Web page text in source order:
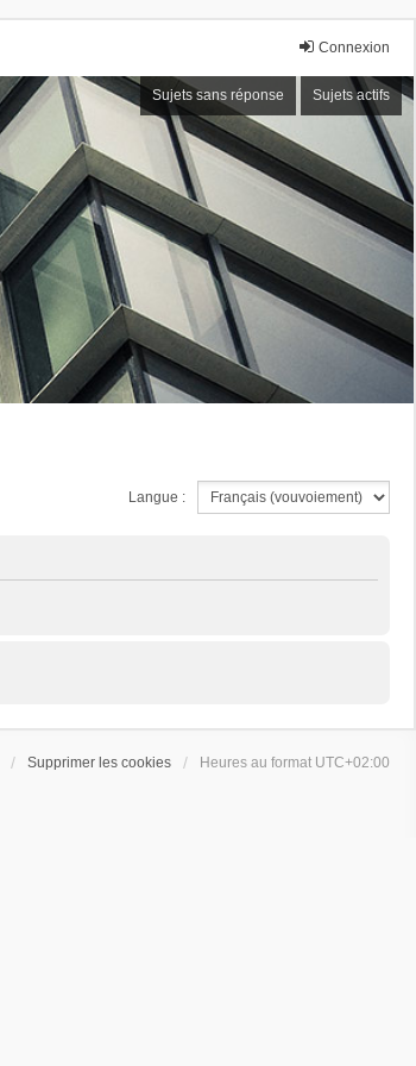
Connexion
Sujets sans réponse Sujets actifs
Langue :
Supprimer les cookies Heures au format UTC+02:00